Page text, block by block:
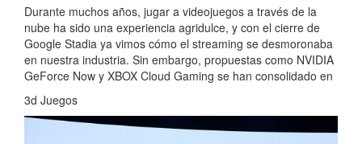
Durante muchos años, jugar a videojuegos a través de la
nube ha sido una experiencia agridulce, y con el cierre de
Google Stadia ya vimos cómo el streaming se desmoronaba
en nuestra industria. Sin embargo, propuestas como NVIDIA
GeForce Now y XBOX Cloud Gaming se han consolidado en
3d Juegos